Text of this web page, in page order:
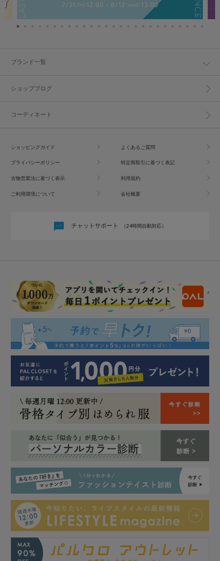
ブランド一覧
ショップブログ
コーディネート
ショッピングガイド よくあるご質問
プライバシーポリシー 特定商取引に基づく表記
古物営業法に基づく表示 利用規約
ご利用環境について 会社概要
チャットサポート （24時間自動対応）